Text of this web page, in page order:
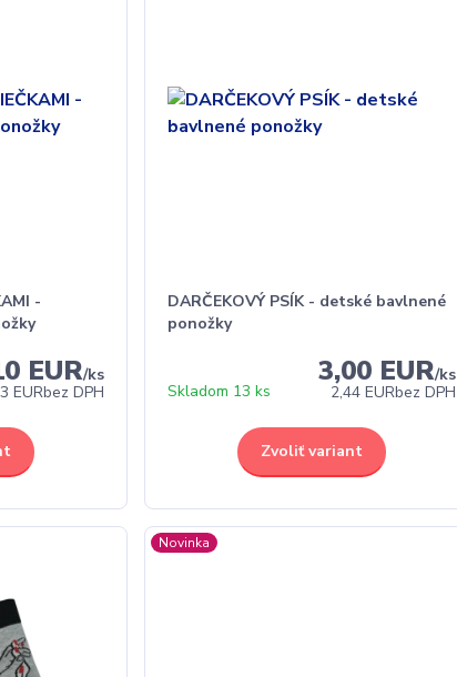
-
EUR/ks
EURbez DPH
DARČEKOVÝ PSÍK - detské bavlnené
ponožky
3,00 EUR/ks
2,44 EURbez DPH
Skladom 13 ks
Zvoliť variant
Novinka